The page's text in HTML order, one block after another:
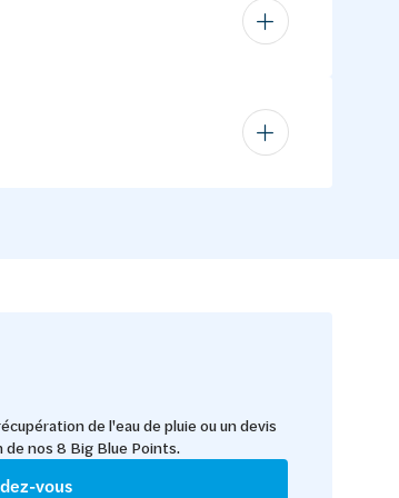
de l'eau de pluie ou un devis
de nos 8 Big Blue Points.
vous